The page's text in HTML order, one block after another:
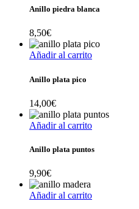
Anillo piedra blanca
8,50€
Añadir al carrito
Anillo plata pico
14,00€
Añadir al carrito
Anillo plata puntos
9,90€
Añadir al carrito